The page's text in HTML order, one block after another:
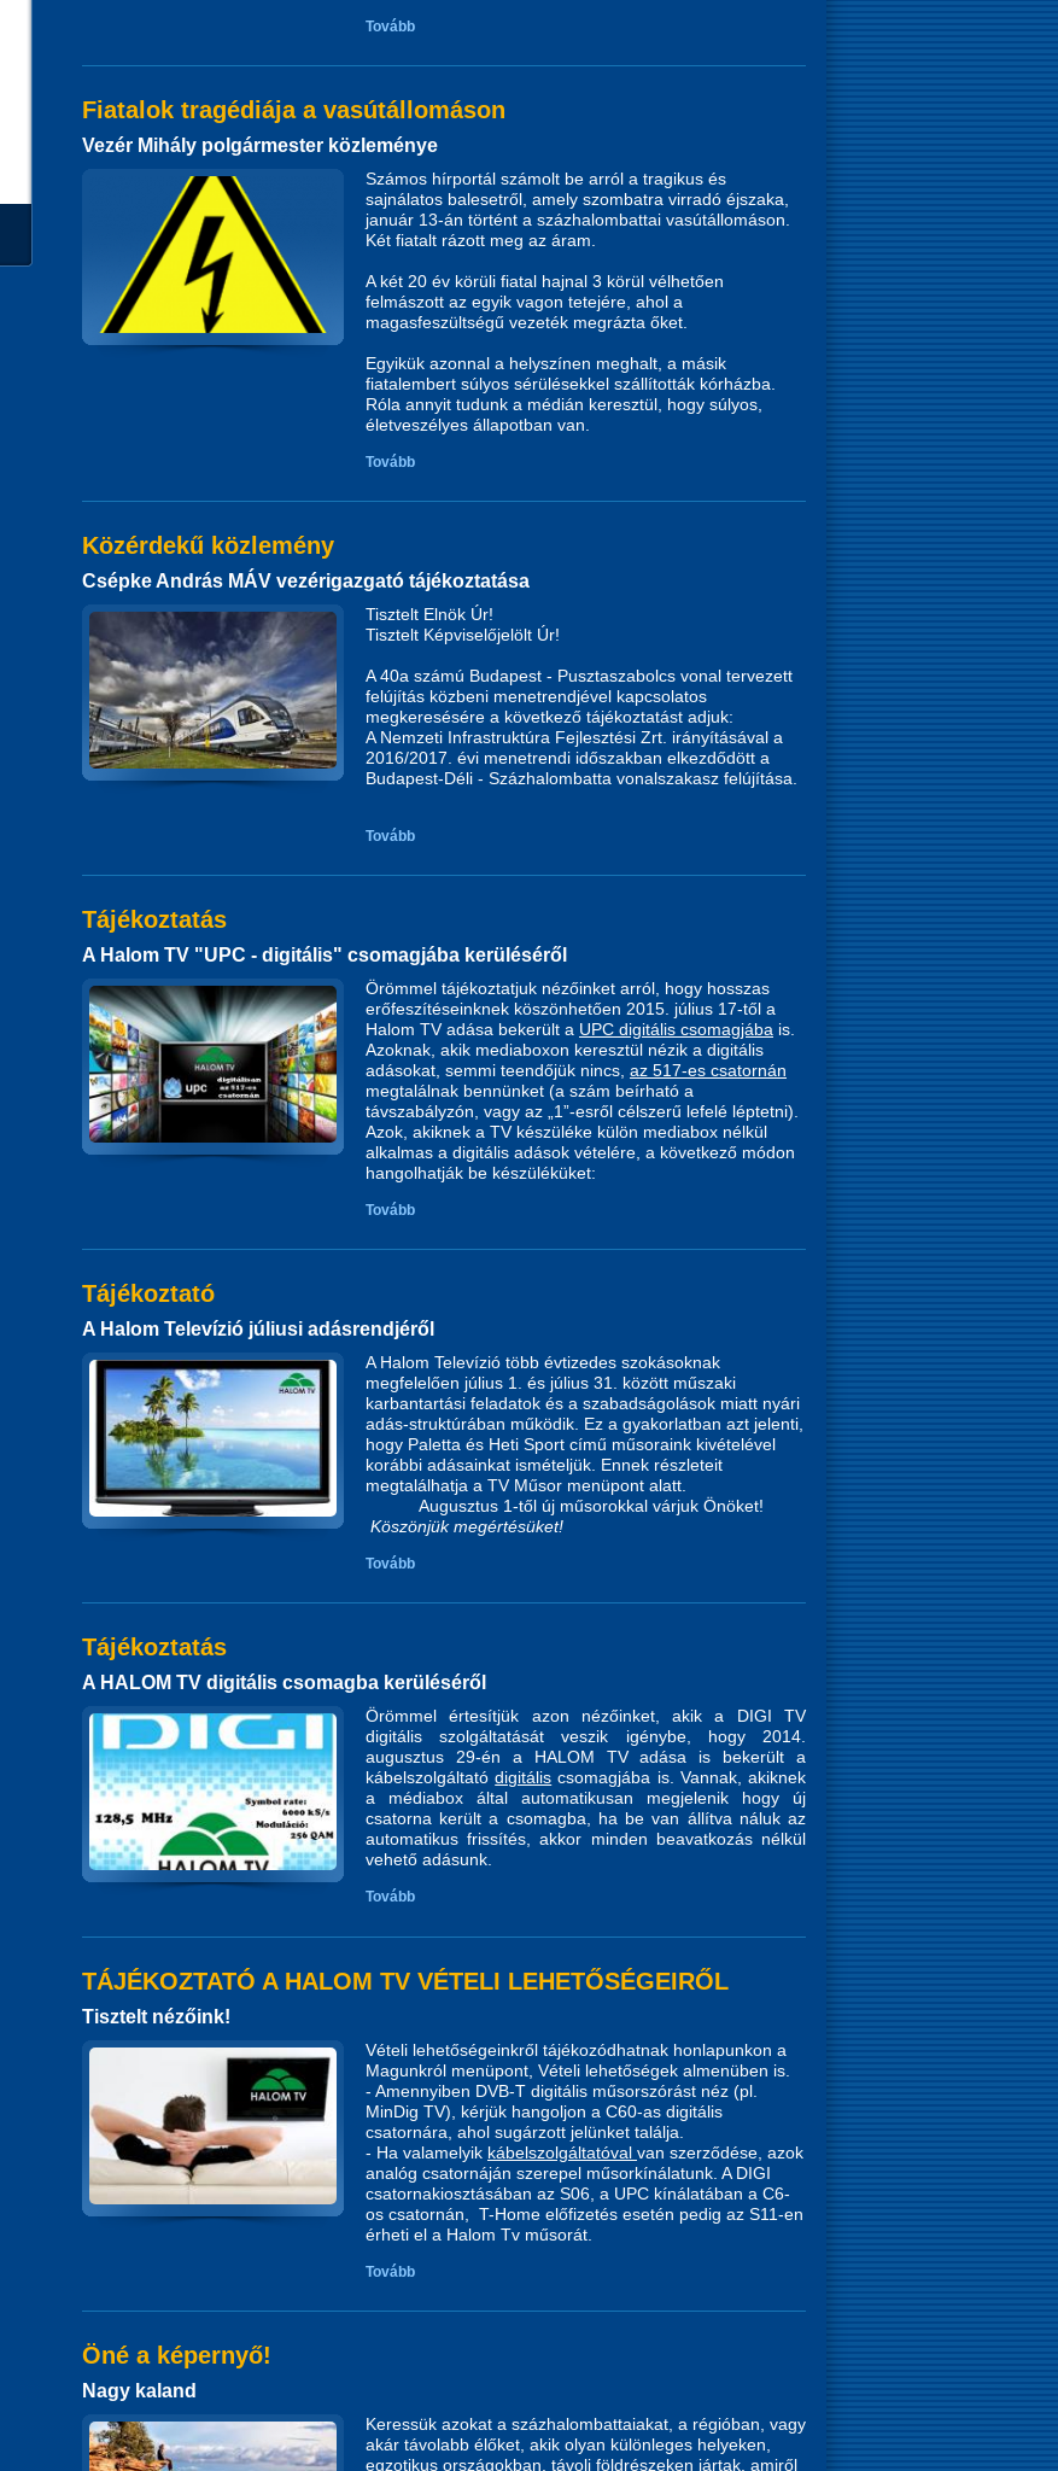
Tovább
Fiatalok tragédiája a vasútállomáson
Vezér Mihály polgármester közleménye
Számos hírportál számolt be arról a tragikus és
sajnálatos balesetről, amely szombatra virradó éjszaka,
január 13-án történt a százhalombattai vasútállomáson.
Két fiatalt rázott meg az áram.
A két 20 év körüli fiatal hajnal 3 körül vélhetően
felmászott az egyik vagon tetejére, ahol a
magasfeszültségű vezeték megrázta őket.
Egyikük azonnal a helyszínen meghalt, a másik
fiatalembert súlyos sérülésekkel szállították kórházba.
Róla annyit tudunk a médián keresztül, hogy súlyos,
életveszélyes állapotban van.
Tovább
Közérdekű közlemény
Csépke András MÁV vezérigazgató tájékoztatása
Tisztelt Elnök Úr!
Tisztelt Képviselőjelölt Úr!
A 40a számú Budapest - Pusztaszabolcs vonal tervezett
felújítás közbeni menetrendjével kapcsolatos
megkeresésére a következő tájékoztatást adjuk:
A Nemzeti Infrastruktúra Fejlesztési Zrt. irányításával a
2016/2017. évi menetrendi időszakban elkezdődött a
Budapest-Déli - Százhalombatta vonalszakasz felújítása.
Tovább
Tájékoztatás
A Halom TV "UPC - digitális" csomagjába kerüléséről
Örömmel tájékoztatjuk nézőinket arról, hogy hosszas
erőfeszítéseinknek köszönhetően 2015. július 17-től a
Halom TV adása bekerült a UPC digitális csomagjába is.
Azoknak, akik mediaboxon keresztül nézik a digitális
adásokat, semmi teendőjük nincs, az 517-es csatornán
megtalálnak bennünket (a szám beírható a
távszabályzón, vagy az „1”-esről célszerű lefelé léptetni).
Azok, akiknek a TV készüléke külön mediabox nélkül
alkalmas a digitális adások vételére, a következő módon
hangolhatják be készüléküket:
Tovább
Tájékoztató
A Halom Televízió júliusi adásrendjéről
A Halom Televízió több évtizedes szokásoknak
megfelelően július 1. és július 31. között műszaki
karbantartási feladatok és a szabadságolások miatt nyári
adás-struktúrában működik. Ez a gyakorlatban azt jelenti,
hogy Paletta és Heti Sport című műsoraink kivételével
korábbi adásainkat ismételjük. Ennek részleteit
megtalálhatja a TV Műsor menüpont alatt.
Augusztus 1-től új műsorokkal várjuk Önöket!
Köszönjük megértésüket!
Tovább
Tájékoztatás
A HALOM TV digitális csomagba kerüléséről
Örömmel értesítjük azon nézőinket, akik a DIGI TV
digitális szolgáltatását veszik igénybe, hogy 2014.
augusztus 29-én a HALOM TV adása is bekerült a
kábelszolgáltatódigitális csomagjába is. Vannak, akiknek
a médiabox által automatikusan megjelenik hogy új
csatorna került a csomagba, ha be van állítva náluk az
automatikus frissítés, akkor minden beavatkozás nélkül
vehető adásunk.
Tovább
TÁJÉKOZTATÓ A HALOM TV VÉTELI LEHETŐSÉGEIRŐL
Tisztelt nézőink!
Vételi lehetőségeinkről tájékozódhatnak honlapunkon a
Magunkról menüpont, Vételi lehetőségek almenüben is.
- Amennyiben DVB-T digitális műsorszórást néz (pl.
MinDig TV), kérjük hangoljon a C60-as digitális
csatornára, ahol sugárzott jelünket találja.
- Ha valamelyik kábelszolgáltatóval van szerződése, azok
analóg csatornáján szerepel műsorkínálatunk. A DIGI
csatornakiosztásában az S06, a UPC kínálatában a C6-
os csatornán, T-Home előfizetés esetén pedig az S11-en
érheti el a Halom Tv műsorát.
Tovább
Öné a képernyő!
Nagy kaland
Keressük azokat a százhalombattaiakat, a régióban, vagy
akár távolabb élőket, akik olyan különleges helyeken,
egzotikus országokban, távoli földrészeken jártak, amiről